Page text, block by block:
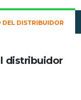
DEL DISTRIBUIDOR
distribuidor